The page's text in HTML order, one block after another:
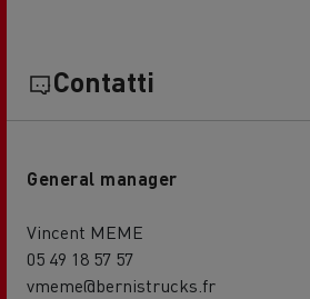
Contatti
General manager
Vincent MEME
05 49 18 57 57
vmeme@bernistrucks.fr